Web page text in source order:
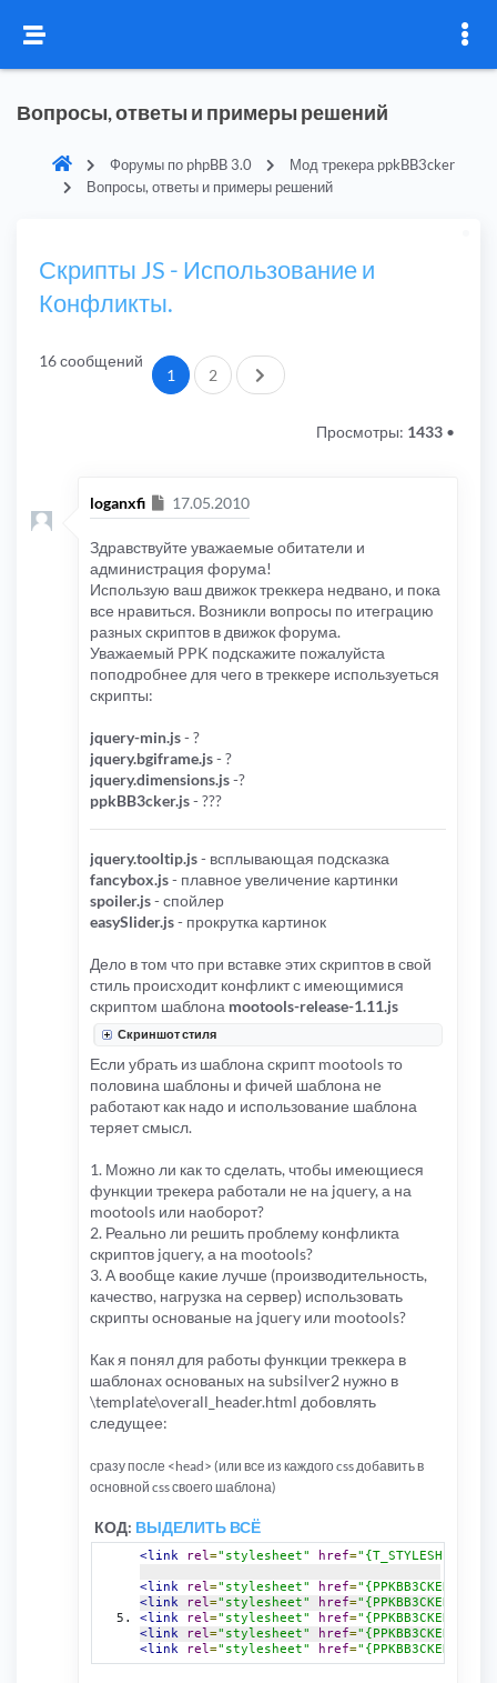
Вопросы, ответы и примеры решений
Форумы по phpBB 3.0
Мод трекера ppkBB3cker
Вопросы, ответы и примеры решений
Скрипты JS - Использование и
Конфликты.
16 сообщений
1 2 След.
Просмотры: 1433 •
loganxfi Сообщение
17.05.2010
Здравствуйте уважаемые обитатели и
администрация форума!
Использую ваш движок треккера недвано, и пока
все нравиться. Возникли вопросы по итеграцию
разных скриптов в движок форума.
Уважаемый PPK подскажите пожалуйста
поподробнее для чего в треккере используеться
скрипты:
jquery-min.js- ?
jquery.bgiframe.js- ?
jquery.dimensions.js-?
ppkBB3cker.js- ???
jquery.tooltip.js- всплывающая подсказка
fancybox.js- плавное увеличение картинки
spoiler.js- спойлер
easySlider.js- прокрутка картинок
Дело в том что при вставке этиx скриптов в свой
стиль происходит конфликт с имеющимися
скриптом шаблона mootools-release-1.11.js
Скриншот стиля
Если убрать из шаблона скрипт mootools то
половина шаблоны и фичей шаблона не
работают как надо и использование шаблона
теряет смысл.
1. Можно ли как то сделать, чтобы имеющиеся
функции трекера работали не на jquery, а на
mootools или наоборот?
2. Реально ли решить проблему конфликта
скриптов jquery, а на mootools?
3. А вообще какие лучше (производительность,
качество, нагрузка на сервер) использовать
скрипты основаные на jquery или mootools?
Как я понял для работы функции треккера в
шаблонах основаных на subsilver2 нужно в
\template\overall_header.html добовлять
следущее:
сразу после <head> (или все из каждого css добавить в
основной css своего шаблона)
КОД: ВЫДЕЛИТЬ ВСЁ
<link rel="stylesheet" href=
<link rel="stylesheet" href=
<link
rel="stylesheet" href=
<link
rel="stylesheet" href=
<link
rel="stylesheet" href=
<link
rel="stylesheet" href=